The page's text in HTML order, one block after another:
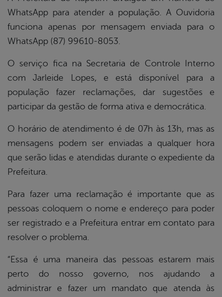
WhatsApp para atender a população. A Ouvidoria
funciona apenas por mensagem enviada para o
WhatsApp (87) 99610-8053.
O serviço fica na Secretaria de Controle Interno
com Jarleide Lopes, e está disponível para a
população fazer reclamações, dar sugestões e
participar da gestão de forma ativa e democrática.
O horário de atendimento é de 07h às 13h, mas as
mensagens podem ser enviadas a qualquer hora
que serão lidas e atendidas durante o expediente da
Prefeitura.
Para fazer uma reclamação é importante que as
pessoas coloquem o nome e endereço para poder
ser registrado e a Prefeitura entrar em contato para
resolver o problema.
“Essa é uma maneira das pessoas estarem mais
perto do nosso governo, nos ajudando a
administrar e fazer um mandato que atenda às